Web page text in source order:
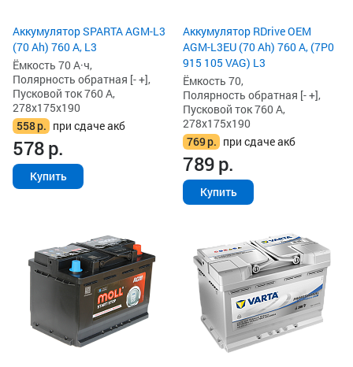
Аккумулятор SPARTA AGM-L3
(70 Ah) 760 А, L3
Ёмкость 70 А·ч,
Полярность обратная [- +],
Пусковой ток 760 А,
278x175x190
558р. при сдаче акб
578р.
Купить
Аккумулятор RDrive OEM
AGM-L3EU (70 Ah) 760 А, (7P0
915 105 VAG) L3
Ёмкость 70,
Полярность обратная [- +],
Пусковой ток 760 А,
278x175x190
769р. при сдаче акб
789р.
Купить